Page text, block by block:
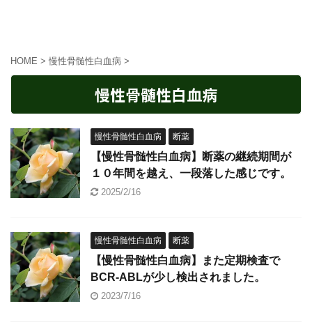
HOME > 慢性骨髄性白血病 >
慢性骨髄性白血病
慢性骨髄性白血病 断薬
【慢性骨髄性白血病】断薬の継続期間が
１０年間を越え、一段落した感じです。
2025/2/16
慢性骨髄性白血病 断薬
【慢性骨髄性白血病】また定期検査で
BCR-ABLが少し検出されました。
2023/7/16